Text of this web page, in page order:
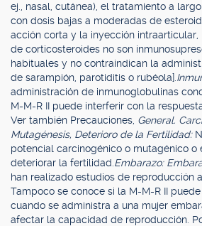
ej., nasal, cutánea), el tratamiento a
con dosis bajas a moderadas de
acción corta y la inyección
de corticosteroides no son
habituales y no contraindican la
de sarampión, parotiditis o rubéola].
administración de inmunoglobulinas
M-M-R II puede interferir con la
Ver también Precauciones, General.
Mutagénesis, Deterioro de la Fertilidad:
potencial carcinogénico o mutagénico o
deteriorar la fertilidad. Embarazo:
han realizado estudios de reproducción
Tampoco se conoce si la M-M-R II
cuando se administra a una mujer
afectar la capacidad de reproducción.